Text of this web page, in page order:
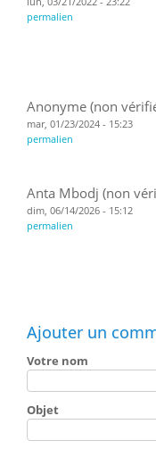
permalien
Anonyme (non
mar, 01/23/2024 - 15:23
permalien
Anta Mbodj (non
dim, 06/14/2026 - 15:12
permalien
Ajouter un
Votre nom
Objet